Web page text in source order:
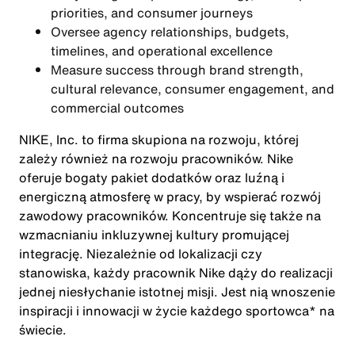
priorities, and consumer journeys
Oversee agency relationships, budgets,
timelines, and operational excellence
Measure success through brand strength,
cultural relevance, consumer engagement, and
commercial outcomes
NIKE, Inc. to firma skupiona na rozwoju, której
zależy również na rozwoju pracowników. Nike
oferuje bogaty pakiet dodatków oraz luźną i
energiczną atmosferę w pracy, by wspierać rozwój
zawodowy pracowników. Koncentruje się także na
wzmacnianiu inkluzywnej kultury promującej
integrację. Niezależnie od lokalizacji czy
stanowiska, każdy pracownik Nike dąży do realizacji
jednej niesłychanie istotnej misji. Jest nią wnoszenie
inspiracji i innowacji w życie każdego sportowca* na
świecie.